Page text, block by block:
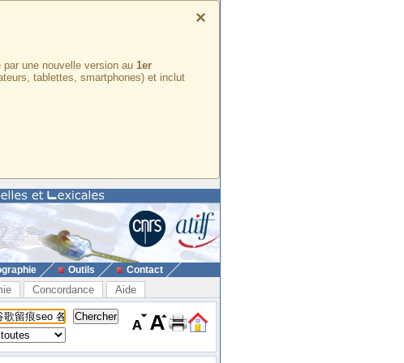
×
une nouvelle version au 1er
tablettes, smartphones) et inclut
Outils Contact
Concordance Aide